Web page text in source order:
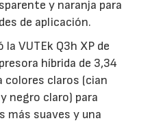
y naranja para
de aplicación.
VUTEk Q3h XP de
híbrida de 3,34
colores claros (cian
negro claro) para
más suaves y una